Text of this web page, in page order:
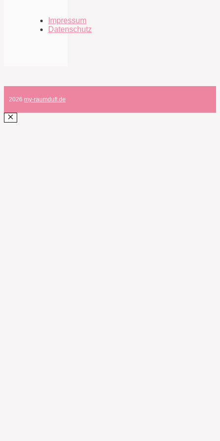
Impressum
Datenschutz
2026 my-raumduft.de
SCHLIESSEN